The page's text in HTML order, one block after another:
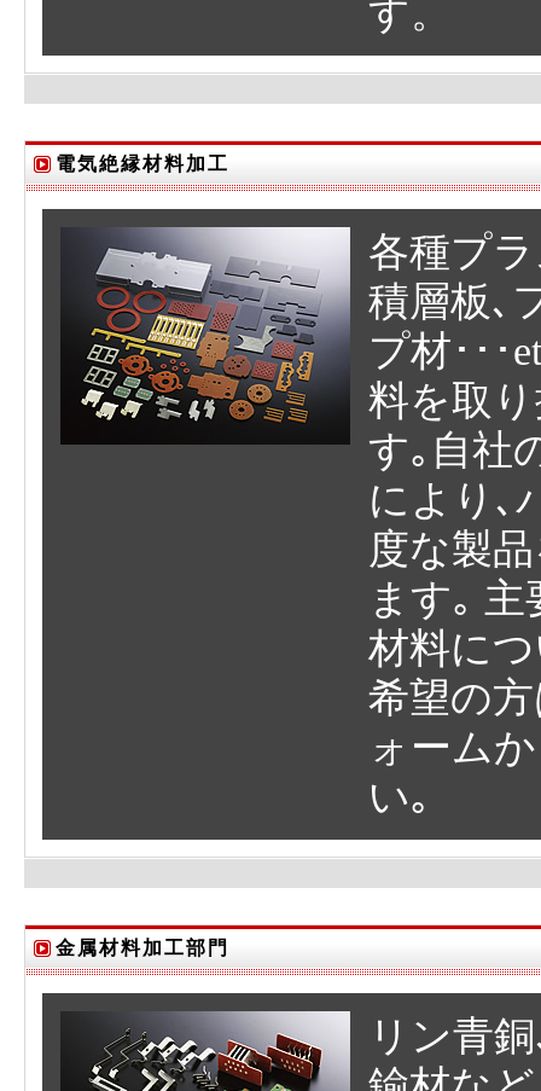
す。
電気絶縁材料加工
各種プ
積層板､
プ材･･･
料を取
す｡自社
により､
度な製
ます｡
材料に
希望の
ォーム
い｡
金属材料加工部門
リン青